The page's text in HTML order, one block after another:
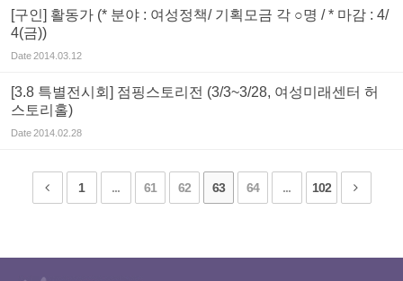
[구인] 활동가 (* 분야 : 여성정책/ 기획모금 각 ○명 / * 마감 : 4/
4(금))
Date2014.03.12
[3.8 특별전시회] 점핑스토리전 (3/3~3/28, 여성미래센터 허
스토리홀)
Date2014.02.28
1 ... 61 62 63 64 ... 102